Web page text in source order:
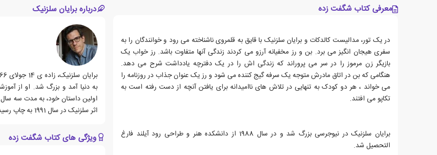
معرفی کتاب شگفت زده
در یک تور، مدالیست کالدکات و برایان سلزنیک با قایق به قلمروی ناشناخته می رود و خوانندگان را به
سفری هیجان انگیز می برد. بن و رز مخفیانه آرزو می کردند زندگی آنها متفاوت باشد. رز خواب یک
بازیگر زن مرموز را در سر می پروراند که زندگی اش را در یک دفترچه یادداشت شرح می دهد.
هنگامی که بن در اتاق مادرش متوجه یک سرفه گیج کننده می شود و رز یک عنوان جذاب در روزنامه را
می خواند ، هر دو کودک به تنهایی در تلاش های ناامیدانه برای یافتن آنچه از دست رفته است به
تکاپو می افتند.
برایان سلزنیک در نیوجرسی بزرگ شد و در سال 1988 از دانشکده هنر و طراحی رود آیلند فارغ
التحصیل شد.
درباره برایان سلزنیک
به دنیا آمد و بزرگ شد. او از
اولین داستان خود، به مدت سه
اثر سلزنیک در سال 1991 به چاپ رسید.
ویژگی های کتاب شگفت زده